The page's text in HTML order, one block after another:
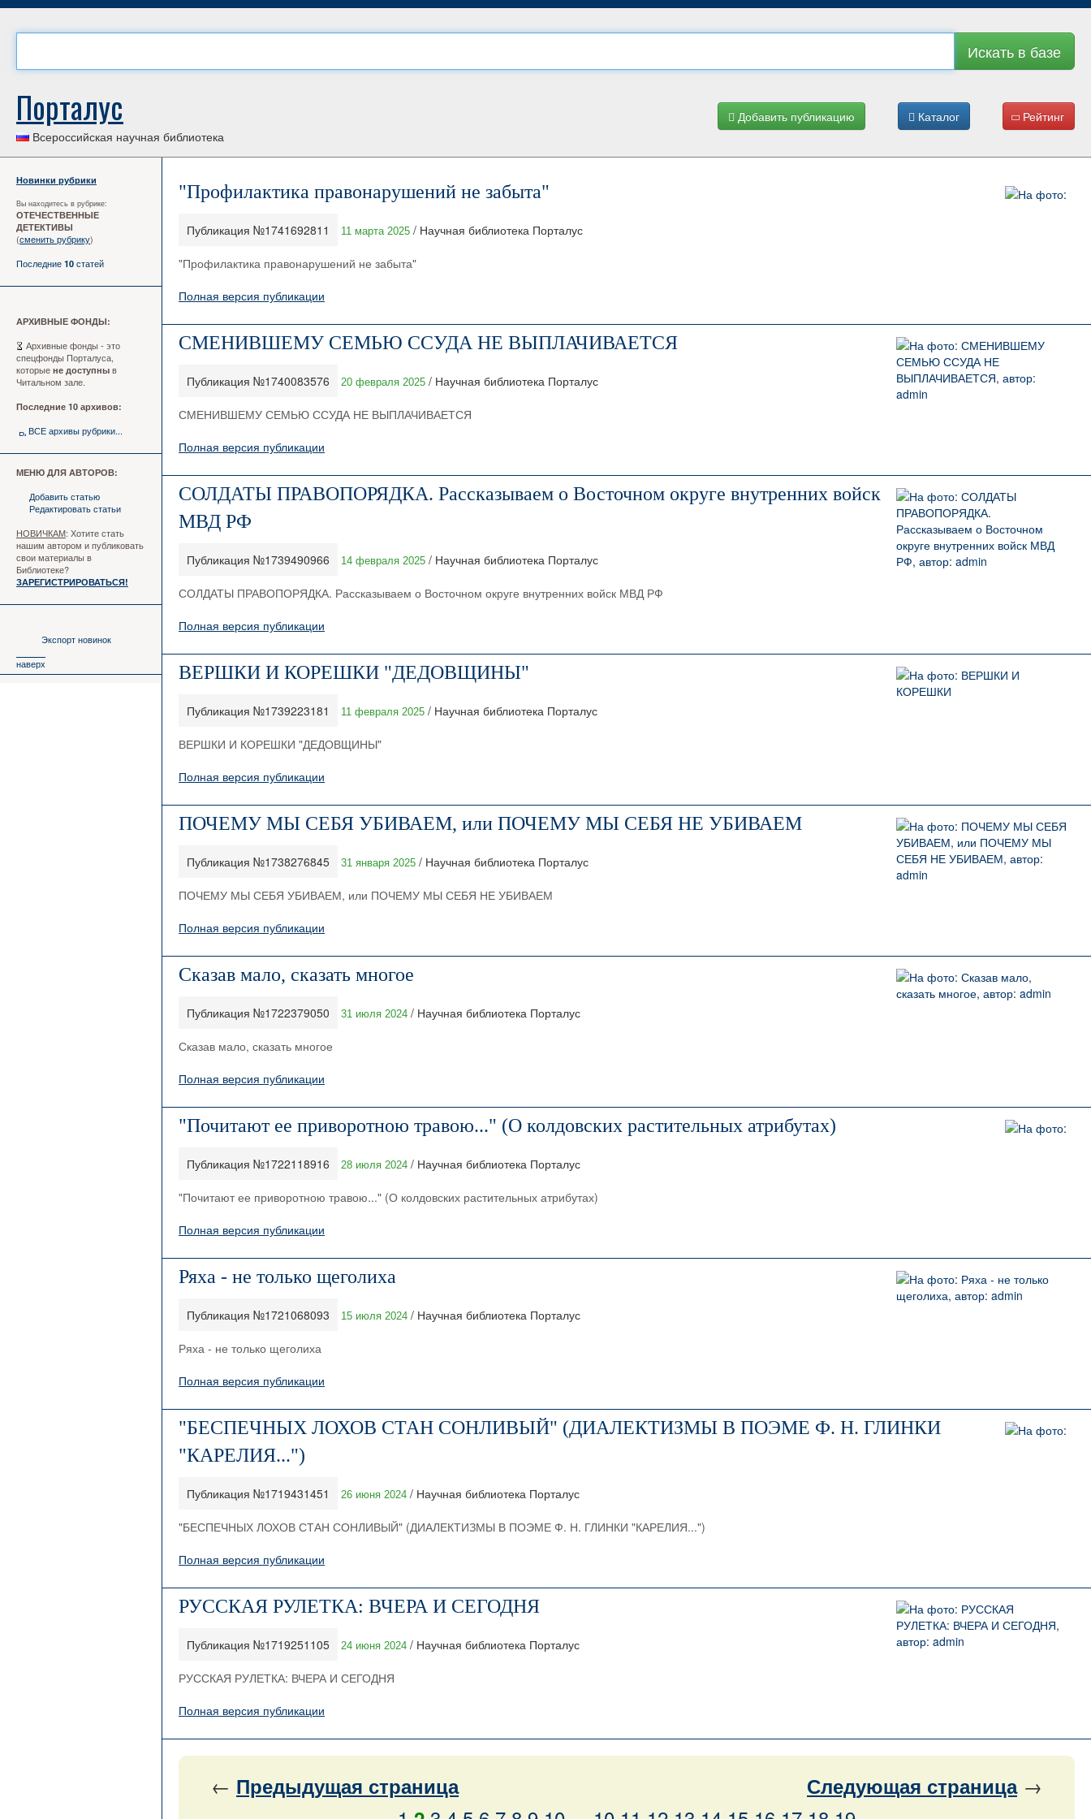
Искать в базе
Рейтинг
Каталог
Добавить публикацию
Порталус
Всероссийская научная библиотека
Новинки рубрики
Вы находитесь в рубрике:
ОТЕЧЕСТВЕННЫЕ
ДЕТЕКТИВЫ
(сменить рубрику)
Последние 10 статей
АРХИВНЫЕ ФОНДЫ:
Архивные фонды - это
спецфонды Порталуса,
которые не доступны в
Читальном зале.
Последние 10 архивов:
ВСЕ архивы рубрики...
МЕНЮ ДЛЯ АВТОРОВ:
Добавить статью
Редактировать статьи
НОВИЧКАМ: Хотите стать
нашим автором и публиковать
свои материалы в
Библиотеке?
ЗАРЕГИСТРИРОВАТЬСЯ!
Экспорт новинок
наверх
"Профилактика правонарушений не забыта"
Публикация №1741692811 11 марта 2025 / Научная библиотека Порталус
"Профилактика правонарушений не забыта"
Полная версия публикации
СМЕНИВШЕМУ СЕМЬЮ ССУДА НЕ ВЫПЛАЧИВАЕТСЯ
Публикация №1740083576 20 февраля 2025 / Научная библиотека Порталус
СМЕНИВШЕМУ СЕМЬЮ ССУДА НЕ ВЫПЛАЧИВАЕТСЯ
Полная версия публикации
СОЛДАТЫ ПРАВОПОРЯДКА. Рассказываем о Восточном округе внутренних войск
МВД РФ
Публикация №1739490966 14 февраля 2025 / Научная библиотека Порталус
СОЛДАТЫ ПРАВОПОРЯДКА. Рассказываем о Восточном округе внутренних войск МВД РФ
Полная версия публикации
ВЕРШКИ И КОРЕШКИ "ДЕДОВЩИНЫ"
Публикация №1739223181 11 февраля 2025 / Научная библиотека Порталус
ВЕРШКИ И КОРЕШКИ "ДЕДОВЩИНЫ"
Полная версия публикации
ПОЧЕМУ МЫ СЕБЯ УБИВАЕМ, или ПОЧЕМУ МЫ СЕБЯ НЕ УБИВАЕМ
Публикация №1738276845 31 января 2025 / Научная библиотека Порталус
ПОЧЕМУ МЫ СЕБЯ УБИВАЕМ, или ПОЧЕМУ МЫ СЕБЯ НЕ УБИВАЕМ
Полная версия публикации
Сказав мало, сказать многое
Публикация №1722379050 31 июля 2024 / Научная библиотека Порталус
Сказав мало, сказать многое
Полная версия публикации
"Почитают ее приворотною травою..." (О колдовских растительных атрибутах)
Публикация №1722118916 28 июля 2024 / Научная библиотека Порталус
"Почитают ее приворотною травою..." (О колдовских растительных атрибутах)
Полная версия публикации
Ряха - не только щеголиха
Публикация №1721068093 15 июля 2024 / Научная библиотека Порталус
Ряха - не только щеголиха
Полная версия публикации
"БЕСПЕЧНЫХ ЛОХОВ СТАН СОНЛИВЫЙ" (ДИАЛЕКТИЗМЫ В ПОЭМЕ Ф. Н. ГЛИНКИ
"КАРЕЛИЯ...")
Публикация №1719431451 26 июня 2024 / Научная библиотека Порталус
"БЕСПЕЧНЫХ ЛОХОВ СТАН СОНЛИВЫЙ" (ДИАЛЕКТИЗМЫ В ПОЭМЕ Ф. Н. ГЛИНКИ "КАРЕЛИЯ...")
Полная версия публикации
РУССКАЯ РУЛЕТКА: ВЧЕРА И СЕГОДНЯ
Публикация №1719251105 24 июня 2024 / Научная библиотека Порталус
РУССКАЯ РУЛЕТКА: ВЧЕРА И СЕГОДНЯ
Полная версия публикации
← Предыдущая страница Следующая страница→